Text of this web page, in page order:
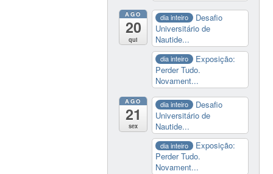
AGO
20
qui
dia inteiro
Desafio
Universitário de
Nautide...
dia inteiro
Exposição:
Perder Tudo.
Novament...
AGO
21
sex
dia inteiro
Desafio
Universitário de
Nautide...
dia inteiro
Exposição:
Perder Tudo.
Novament...